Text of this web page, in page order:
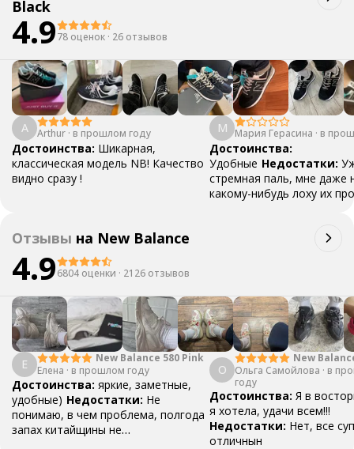
Black
4.978 оценок · 26 отзывов
A Arthur · в прошлом году
Достоинства: Шикарная,
классическая модель NB! Качество
видно сразу !
М Мария Герасина · в
Достоинства:
Удобные Недостатки:
стремная паль, мне даже
какому-нибудь лоху их
Ответ
Если по каким-то
руках окажется
вернем деньги в
размере. Каждый товар
проверку на
ознакомиться подробно
в разделе Блог
оригинальность»
Отзывы на New Balance
4.96804 оценки · 2126 отзывов
Е
New Balance 580 Pink
Елена · в прошлом году
Достоинства: яркие, заметные,
удобные) Недостатки: Не
понимаю, в чем проблема, полгода
запах китайщины не
О
New
Ольга Самойлова · в
году
Достоинства: Я в
я хотела, удачи всем!!!
Недостатки: Нет, все
отличнын